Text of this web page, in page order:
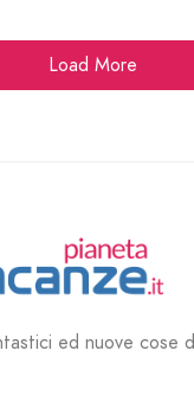
Load More
ed nuove cose